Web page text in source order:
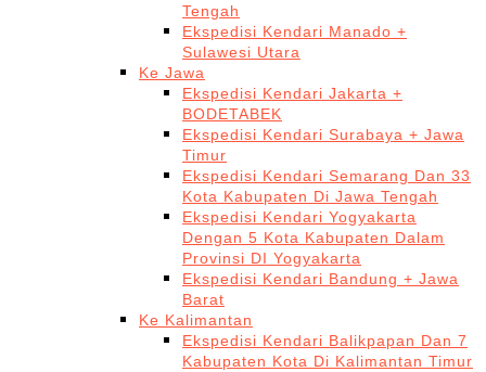
Tengah
Ekspedisi Kendari Manado +
Sulawesi Utara
Ke Jawa
Ekspedisi Kendari Jakarta +
BODETABEK
Ekspedisi Kendari Surabaya + Jawa
Timur
Ekspedisi Kendari Semarang Dan 33
Kota Kabupaten Di Jawa Tengah
Ekspedisi Kendari Yogyakarta
Dengan 5 Kota Kabupaten Dalam
Provinsi DI Yogyakarta
Ekspedisi Kendari Bandung + Jawa
Barat
Ke Kalimantan
Ekspedisi Kendari Balikpapan Dan 7
Kabupaten Kota Di Kalimantan Timur